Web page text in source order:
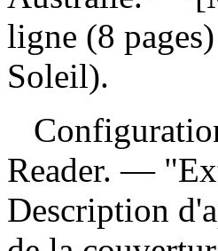
ligne (8
Soleil).
Reader. —
Description